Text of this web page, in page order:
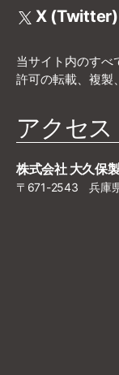
X (Twitter)
当サイト内のすべ
許可の転載、複製
アクセス
株式会社 大久保
〒671-2543 兵庫